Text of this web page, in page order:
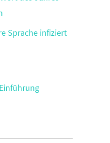
Sprache infiziert